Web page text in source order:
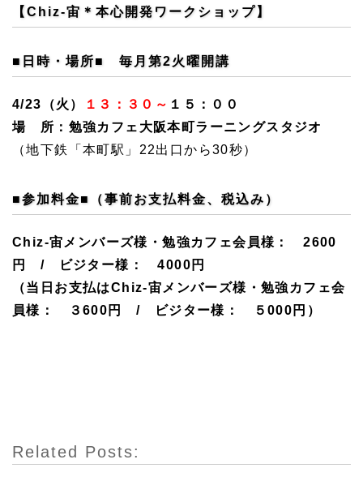
【Chiz-宙＊本心開発ワークショップ】
■日時・場所■ 毎月第2火曜開講
4/23（火） １３：３０～ １５：００
場 所：勉強カフェ大阪本町ラーニ ングスタジオ
（地下鉄「本町駅」22出口から30秒）
■参加料金■ （事前お支払料金、税込み）
Chiz-宙メンバーズ様・勉強カフェ会員様： 2600
円 / ビジター様： 4000円
（当日お支払はChiz-宙メンバーズ様・勉強カフェ会
員様： ３600円 / ビジター様：
５000 円）
Related Posts: